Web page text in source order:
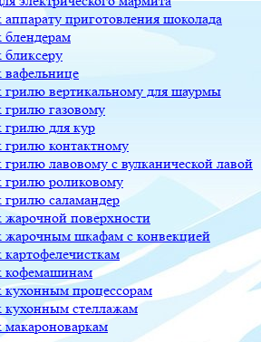
аппарату приготовления шоколада
блендерам
бликсеру
вафельнице
грилю вертикальному для шаурмы
грилю газовому
грилю для кур
грилю контактному
грилю лавовому с вулканической лавой
грилю роликовому
грилю саламандер
жарочной поверхности
жарочным шкафам с конвекцией
картофелечисткам
кофемашинам
кухонным процессорам
кухонным стеллажам
макароноваркам